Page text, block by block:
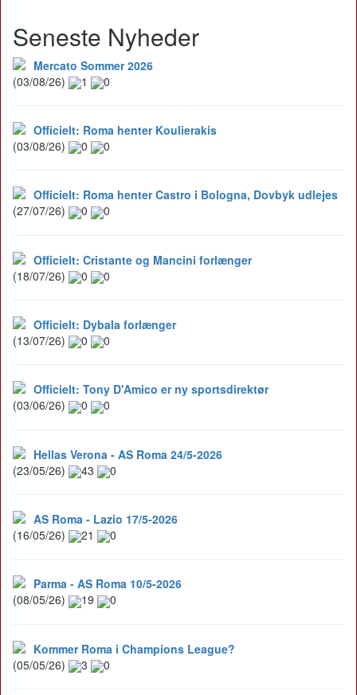
Seneste Nyheder
Mercato Sommer 2026
(03/08/26)
1 0
Officielt: Roma henter Koulierakis
(03/08/26)
0 0
Officielt: Roma henter Castro i Bologna, Dovbyk udlejes
(27/07/26)
0 0
Officielt: Cristante og Mancini forlænger
(18/07/26)
0 0
Officielt: Dybala forlænger
(13/07/26)
0 0
Officielt: Tony D'Amico er ny sportsdirektør
(03/06/26)
0 0
Hellas Verona - AS Roma 24/5-2026
(23/05/26)
43 0
AS Roma - Lazio 17/5-2026
(16/05/26)
21 0
Parma - AS Roma 10/5-2026
(08/05/26)
19 0
Kommer Roma i Champions League?
(05/05/26)
3 0